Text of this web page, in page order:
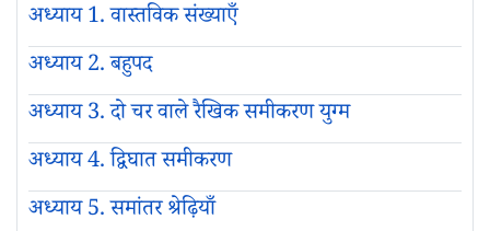
अध्याय 1. वास्तविक संख्याएँ
अध्याय 2. बहुपद
अध्याय 3. दो चर वाले रैखिक समीकरण युग्म
अध्याय 4. द्विघात समीकरण
अध्याय 5. समांतर श्रेढ़ियाँ